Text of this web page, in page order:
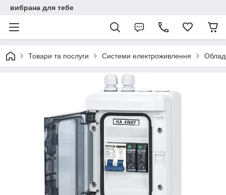
вибрана для тебе
Товари та послуги Системи електроживлення